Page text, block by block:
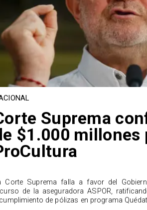
Suprema
$1.000 millones
Corte Suprema falla a favor del
de la aseguradora ASPOR,
de pólizas en programa